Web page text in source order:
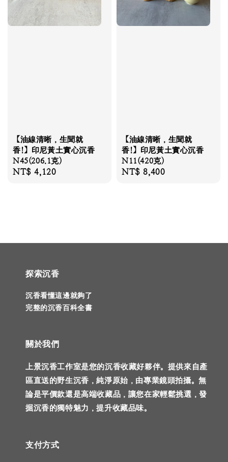
【油線清晰，生聞就
香!】印尼黃土實心沉香
N45(206.1克)
Regular
NT$ 4,120
【油線清晰，生聞就
香!】印尼黃土實心沉香
N11(420克)
Regular
NT$ 8,400
探索沉香
沉香看懂這邊就夠了
完整的沉香百科全書
關於我們
上景沉香工作室是您的沉香收藏好夥伴。提供來自產
區直送的野生沉香，純淨原始，由專業鏡頭拍攝。無
論是平價款還是高端收藏品，讓您在家輕鬆挑選，發
掘沉香的獨特魅力，提升收藏品味。
支付方式